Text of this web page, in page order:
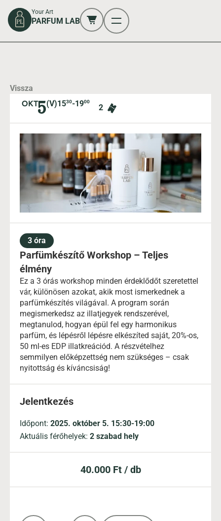
Your Art
PARFUM LAB
Vissza
OKT5(V)1530-1900
2
3 óra
Parfümkészítő Workshop – Teljes
élmény
Ez a 3 órás workshop minden érdeklődőt szeretettel
vár, különösen azokat, akik most ismerkednek a
parfümkészítés világával. A program során
megismerkedsz az illatjegyek rendszerével,
megtanulod, hogyan épül fel egy harmonikus
parfüm, és lépésről lépésre elkészíted saját, 20%-os,
50 ml-es EDP illatkreációd. A részvételhez
semmilyen előképzettség nem szükséges – csak
nyitottság és kíváncsiság!
Jelentkezés
Időpont: 2025. október 5. 15:30-19:00
Aktuális férőhelyek:​ 2 szabad hely
40.000 Ft/ db